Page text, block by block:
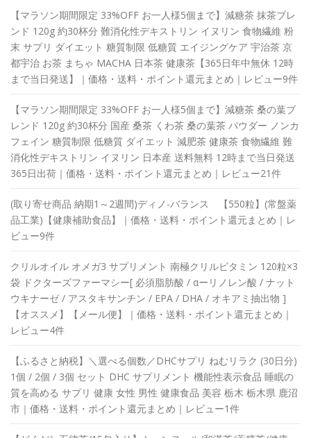
【マラソン期間限定 33%OFF お一人様5個まで】減糖茶 抹茶ブレ
ンド 120g 約30杯分 難消化性デキストリン イヌリン 食物繊維 粉
末 サプリ ダイエット 糖質制限 低糖質 エイジングケア 宇治茶 京
都宇治 お茶 まちゃ MACHA 日本茶 健康茶【365日年中無休 12時
まで当日発送】｜価格・送料・ポイント還元まとめ｜レビュー9件
【マラソン期間限定 33%OFF お一人様5個まで】減糖茶 桑の葉ブ
レンド 120g 約30杯分 国産 桑茶 くわ茶 桑の葉茶 パウダー ノンカ
フェイン 糖質制限 低糖質 ダイエット 減肥茶 健康茶 食物繊維 難
消化性デキストリン イヌリン 日本産 送料無料 12時まで当日発送
365日出荷｜価格・送料・ポイント還元まとめ｜レビュー21件
(取り寄せ商品 納期1～2週間)ディノ-バランス 【550粒】(常盤薬
品工業)【健康補助食品】｜価格・送料・ポイント還元まとめ｜レ
ビュー9件
クリルオイル オメガ3 サプリメント 南極クリルビタミン 120粒×3
袋 ドクターズファーマシー[ 必須脂肪酸 / αーリノレン酸 / ナット
ウキナーゼ / アスタキサンチン / EPA / DHA / オキアミ抽出物 ]
【オススメ】【メール便】｜価格・送料・ポイント還元まとめ｜
レビュー4件
【ふるさと納税】＼選べる個数／DHCサプリ ねむリラク (30日分)
1個 / 2個 / 3個 セット DHC サプリメント 機能性表示食品 睡眠の
質を高める サプリ 健康 女性 男性 健康食品 美容 栃木 栃木県 鹿沼
市｜価格・送料・ポイント還元まとめ｜レビュー1件